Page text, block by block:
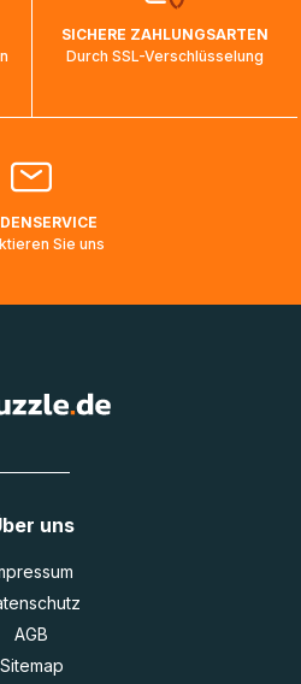
Zustellorganisation weiter
falls Ihr Paket
oder Europa mehrere Tage
SICHERE ZAHLUNGSARTEN
Durch SSL-Verschlüsselung
Sie uns
uns
AGB
Sitemap